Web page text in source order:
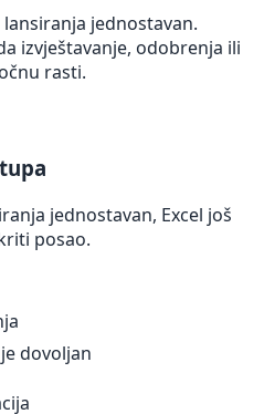
jednostavan.
izvještavanje, odobrenja ili
rasti.
jednostavan, Excel još
posao.
dovoljan